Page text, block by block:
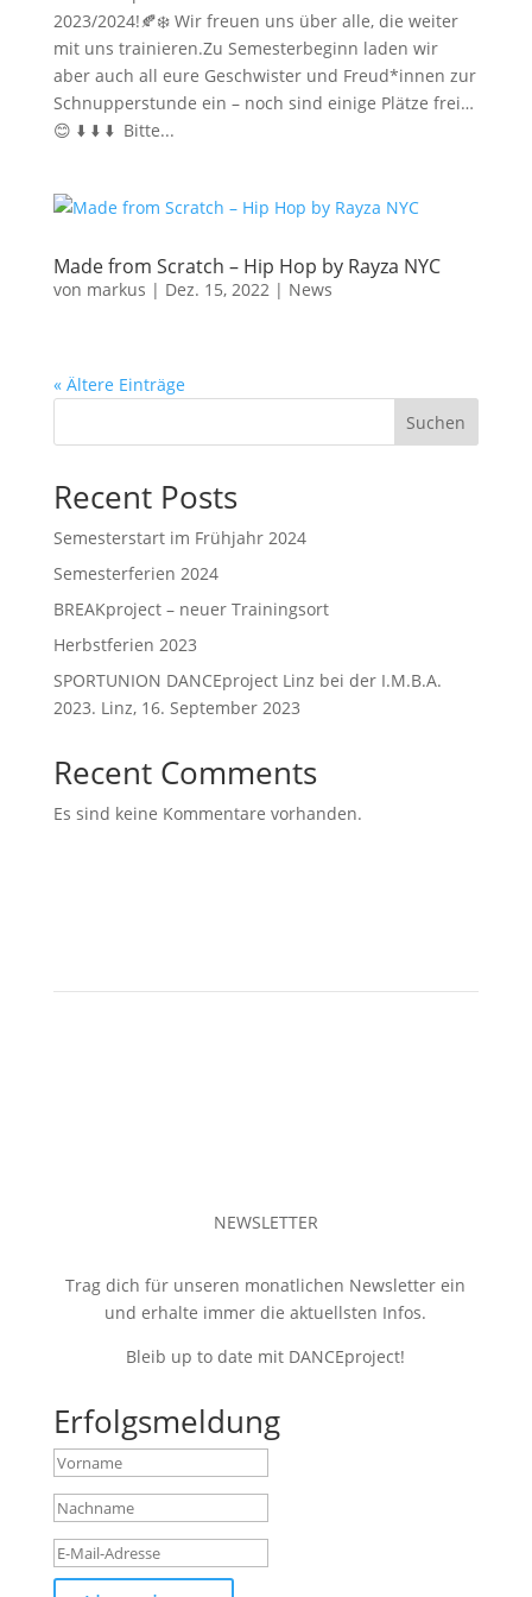
2023/2024!🍂❄️ Wir freuen uns über alle, die weiter
mit uns trainieren.Zu Semesterbeginn laden wir
aber auch all eure Geschwister und Freud*innen zur
Schnupperstunde ein – noch sind einige Plätze frei…
😊 ⬇️ ⬇️ ⬇️ Bitte...
Made from Scratch – Hip Hop by Rayza NYC
von markus | Dez. 15, 2022| News
« Ältere Einträge
Suchen
Recent Posts
Semesterstart im Frühjahr 2024
Semesterferien 2024
BREAKproject – neuer Trainingsort
Herbstferien 2023
SPORTUNION DANCEproject Linz bei der I.M.B.A.
2023. Linz, 16. September 2023
Recent Comments
Es sind keine Kommentare vorhanden.
NEWSLETTER
Trag dich für unseren monatlichen Newsletter ein
und erhalte immer die aktuellsten Infos.
Bleib up to date mit DANCEproject!
Erfolgsmeldung